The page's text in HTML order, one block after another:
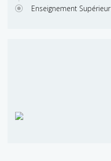
Enseignement Supérieur